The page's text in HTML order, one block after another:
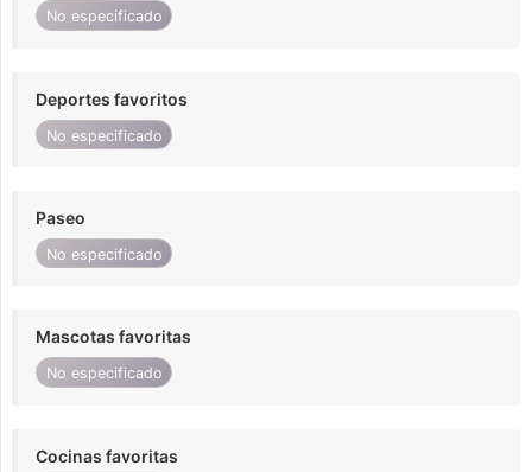
No especificado
Deportes favoritos
No especificado
Paseo
No especificado
Mascotas favoritas
No especificado
Cocinas favoritas